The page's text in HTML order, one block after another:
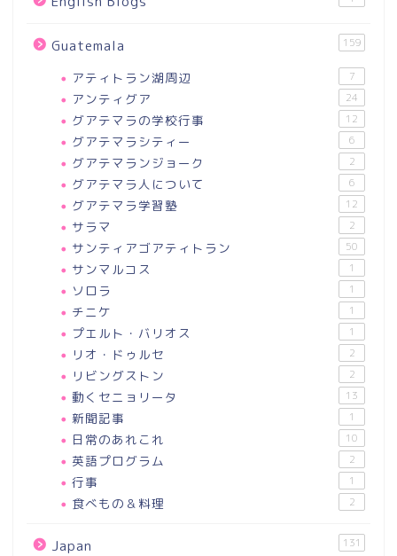
Guatemala 159
アティトラン湖周辺 7
アンティグア 24
グアテマラの学校行事 12
グアテマラシティー 6
グアテマランジョーク 2
グアテマラ人について 6
グアテマラ学習塾 12
サラマ 2
サンティアゴアティトラン 50
サンマルコス 1
ソロラ 1
チニケ 1
プエルト・バリオス 1
リオ・ドゥルセ 2
リビングストン 2
動くセニョリータ 13
新聞記事 1
日常のあれこれ 10
英語プログラム 2
行事 1
食べもの＆料理 2
Japan 131